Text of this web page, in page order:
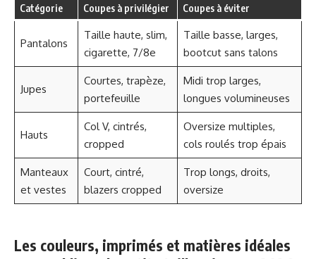
Catégorie Coupes à privilégier Coupes à éviter
Pantalons
Taille haute, slim,
cigarette, 7/8e
Taille basse, larges,
bootcut sans talons
Jupes
Courtes, trapèze,
portefeuille
Midi trop larges,
longues volumineuses
Hauts
Col V, cintrés,
cropped
Oversize multiples,
cols roulés trop épais
Manteaux
et vestes
Court, cintré,
blazers cropped
Trop longs, droits,
oversize
Les couleurs, imprimés et matières idéales